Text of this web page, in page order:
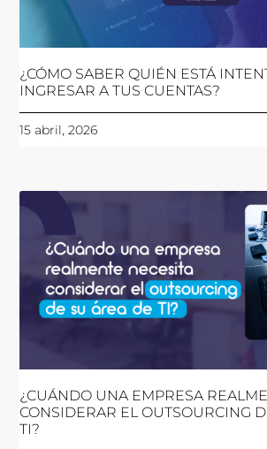
¿CÓMO SABER QUIÉN ESTÁ
INGRESAR A TUS CUENTAS?
15 abril, 2026
¿CUÁNDO UNA EMPRESA
CONSIDERAR EL OUTSOURCING
TI?